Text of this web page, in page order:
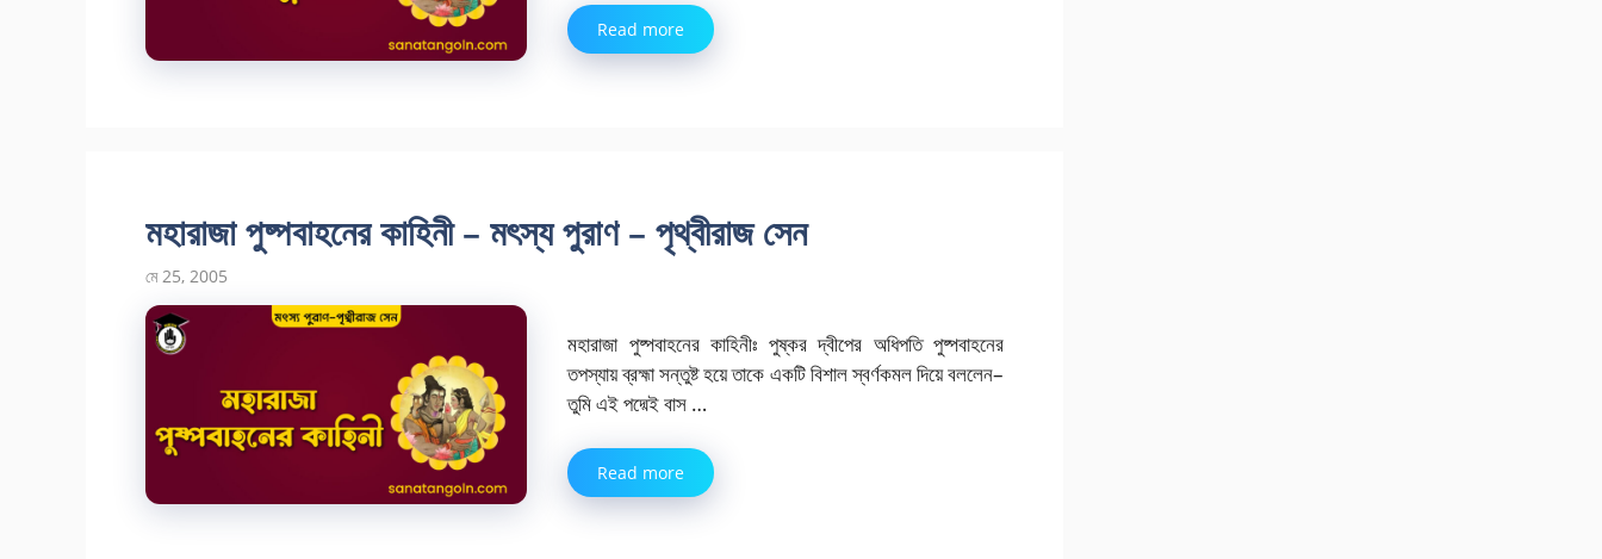
Read more
মহারাজা পুষ্পবাহনের কাহিনী – মৎস্য পুরাণ – পৃথ্বীরাজ সেন
মে 25, 2005
মহারাজা পুষ্পবাহনের কাহিনীঃ পুষ্কর দ্বীপের অধিপতি পুষ্পবাহনের
তপস্যায় ব্রহ্মা সন্তুষ্ট হয়ে তাকে একটি বিশাল স্বর্ণকমল দিয়ে বললেন–
তুমি এই পদ্মেই বাস …
Read more